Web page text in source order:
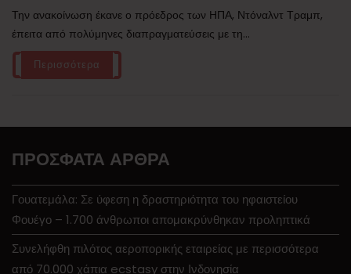
Την ανακοίνωση έκανε ο πρόεδρος των ΗΠΑ, Ντόναλντ Τραμπ,
έπειτα από πολύμηνες διαπραγματεύσεις με τη...
Περισσότερα
ΠΡΌΣΦΑΤΑ ΆΡΘΡΑ
Γουατεμάλα: Σε ύφεση η δραστηριότητα του ηφαιστείου
Φουέγο – 1.700 άνθρωποι απομακρύνθηκαν προληπτικά
Συνελήφθη πιλότος αεροπορικής εταιρείας με περισσότερα
από 70.000 χάπια ecstasy στην Ινδονησία